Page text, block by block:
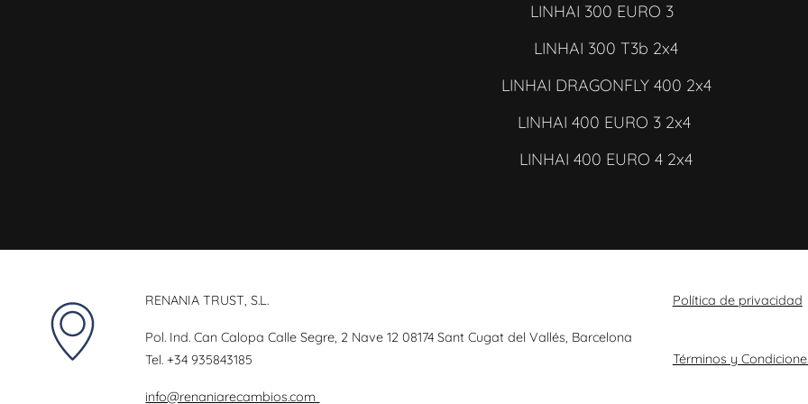
LINHAI 300 EURO 3
LINHAI 300 T3b 2x4
LINHAI DRAGONFLY 400 2x4
LINHAI 400 EURO 3 2x4
LINHAI 400 EURO 4 2x4
RENANIA TRUST, S.L.
Pol. Ind. Can Calopa Calle Segre, 2 Nave 12 08174 Sant Cugat del Vallés, Barcelona
Tel.+34 935843185
info@renaniarecambios.com
Política de privacidad
Términos y